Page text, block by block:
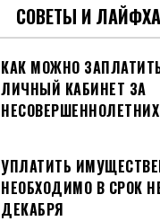
СОВЕТЫ И
КАК МОЖНО
ЛИЧНЫЙ КАБИНЕТ ЗА
УПЛАТИТЬ
НЕОБХОДИМО В СРОК
ДЕКАБРЯ